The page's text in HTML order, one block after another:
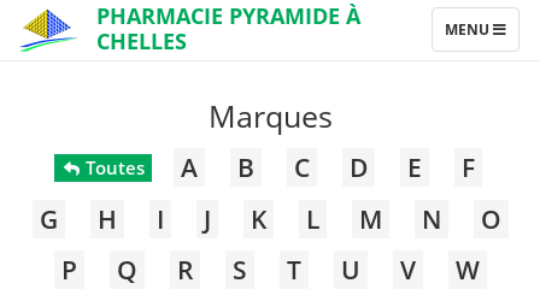
PHARMACIE PYRAMIDE À
CHELLES
TOGGLE
NAVIGATION
MENU
Marques
Toutes A B C D E
F
G
H I J K L M N
O
P
Q R S T U V
W